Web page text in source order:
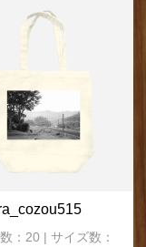
：20 | サイズ数：